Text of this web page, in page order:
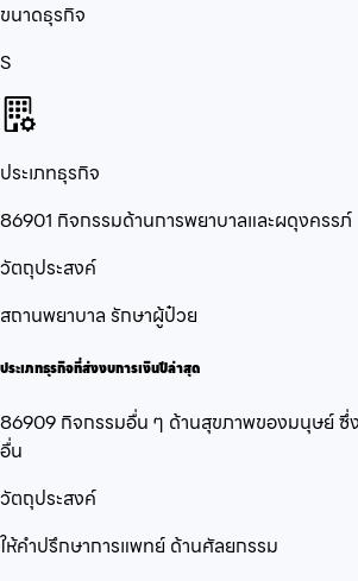
ขนาดธุรกิจ
S
ประเภทธุรกิจ
86901 กิจกรรมด้านการพยาบาลและผดุงครรภ์
วัตถุประสงค์
สถานพยาบาล รักษาผู้ป๋วย
ประเภทธุรกิจที่ส่งงบการเงินปีล่าสุด
86909 กิจกรรมอื่น ๆ ด้านสุขภาพของมนุษย์ ซึ่ง
อื่น
วัตถุประสงค์
ให้คำปรึกษาการแพทย์ ด้านศัลยกรรม